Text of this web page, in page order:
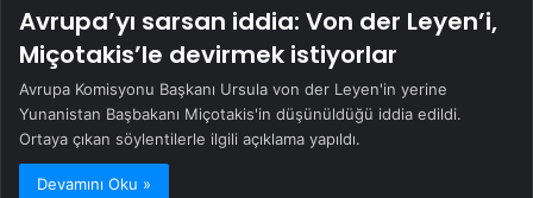
Avrupa’yı sarsan iddia: Von der Leyen’i,
Miçotakis’le devirmek istiyorlar
Avrupa Komisyonu Başkanı Ursula von der Leyen'in yerine
Yunanistan Başbakanı Miçotakis'in düşünüldüğü iddia edildi.
Ortaya çıkan söylentilerle ilgili açıklama yapıldı.
Devamını Oku »